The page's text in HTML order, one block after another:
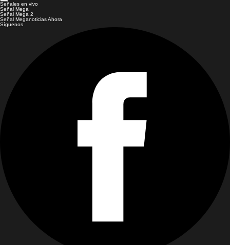
Señales en vivo
Señal Mega
Señal Mega 2
Señal Meganoticias Ahora
Síguenos